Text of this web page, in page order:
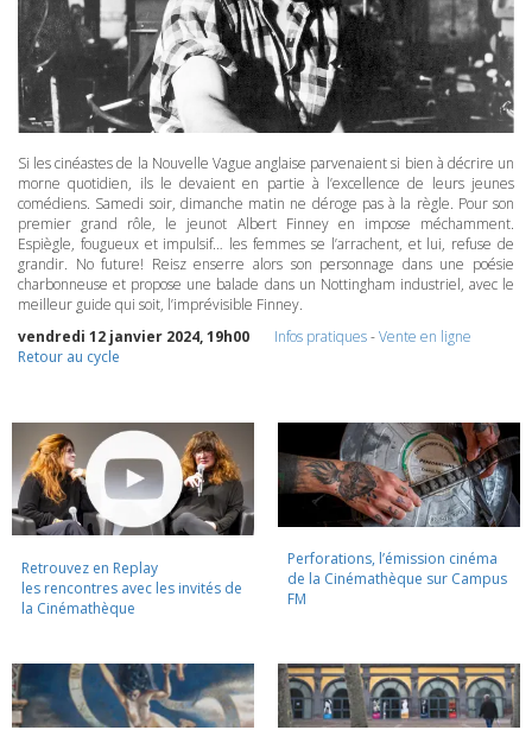
Si les cinéastes de la Nouvelle Vague anglaise parvenaient si bien à décrire un
morne quotidien, ils le devaient en partie à l’excellence de leurs jeunes
comédiens. Samedi soir, dimanche matin ne déroge pas à la règle. Pour son
premier grand rôle, le jeunot Albert Finney en impose méchamment.
Espiègle, fougueux et impulsif… les femmes se l’arrachent, et lui, refuse de
grandir. No future! Reisz enserre alors son personnage dans une poésie
charbonneuse et propose une balade dans un Nottingham industriel, avec le
meilleur guide qui soit, l’imprévisible Finney.
vendredi 12 janvier 2024, 19h00
Infos pratiques-Vente en ligne
Retour au cycle
Retrouvez en Replay
les rencontres avec les invités de
la Cinémathèque
Perforations, l’émission cinéma
de la Cinémathèque sur Campus
FM